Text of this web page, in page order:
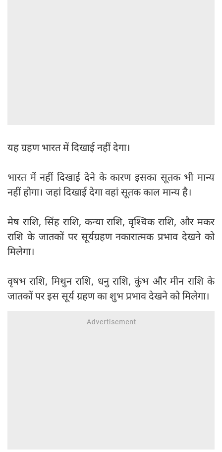
यह ग्रहण भारत में दिखाई नहीं देगा।
भारत में नहीं दिखाई देने के कारण इसका सूतक भी मान्य
नहीं होगा। जहां दिखाई देगा वहां सूतक काल मान्य है।
मेष राशि, सिंह राशि, कन्या राशि, वृश्चिक राशि, और मकर
राशि के जातकों पर सूर्यग्रहण नकारात्मक प्रभाव देखने को
मिलेगा।
वृषभ राशि, मिथुन राशि, धनु राशि, कुंभ और मीन राशि के
जातकों पर इस सूर्य ग्रहण का शुभ प्रभाव देखने को मिलेगा।